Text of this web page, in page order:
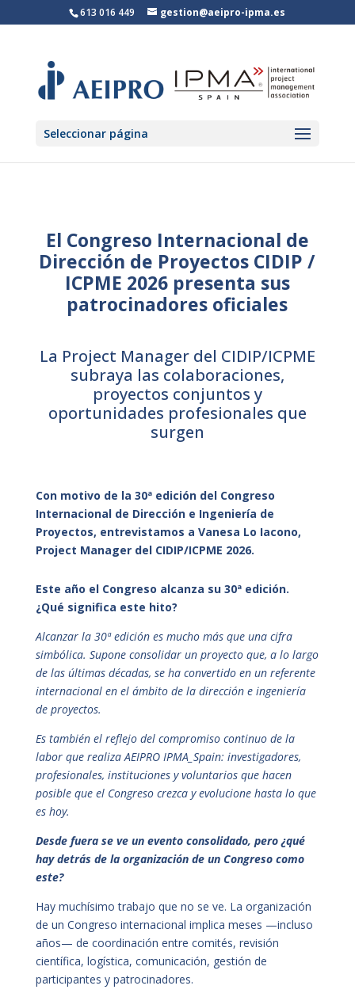
613 016 449 gestion@aeipro-ipma.es
Seleccionar página
El Congreso Internacional de
Dirección de Proyectos CIDIP /
ICPME 2026 presenta sus
patrocinadores oficiales
La Project Manager del CIDIP/ICPME
subraya las colaboraciones,
proyectos conjuntos y
oportunidades profesionales que
surgen
Con motivo de la 30ª edición del Congreso
Internacional de Dirección e Ingeniería de
Proyectos, entrevistamos a Vanesa Lo Iacono,
Project Manager del CIDIP/ICPME 2026.
Este año el Congreso alcanza su 30ª edición.
¿Qué significa este hito?
Alcanzar la 30ª edición es mucho más que una cifra
simbólica. Supone consolidar un proyecto que, a lo largo
de las últimas décadas, se ha convertido en un referente
internacional en el ámbito de la dirección e ingeniería
de proyectos.
Es también el reflejo del compromiso continuo de la
labor que realiza AEIPRO IPMA_Spain: investigadores,
profesionales, instituciones y voluntarios que hacen
posible que el Congreso crezca y evolucione hasta lo que
es hoy.
Desde fuera se ve un evento consolidado, pero ¿qué
hay detrás de la organización de un Congreso como
este?
Hay muchísimo trabajo que no se ve. La organización
de un Congreso internacional implica meses —incluso
años— de coordinación entre comités, revisión
científica, logística, comunicación, gestión de
participantes y patrocinadores.